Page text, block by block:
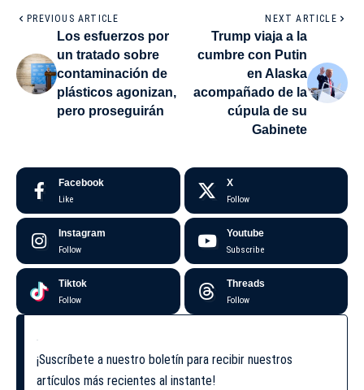
PREVIOUS ARTICLE
Los esfuerzos por
un tratado sobre
contaminación de
plásticos agonizan,
pero proseguirán
NEXT ARTICLE
Trump viaja a la
cumbre con Putin
en Alaska
acompañado de la
cúpula de su
Gabinete
Facebook
Like
X
Follow
Instagram
Follow
Youtube
Subscribe
Tiktok
Follow
Threads
Follow
¡Suscríbete a nuestro boletín para recibir nuestros
artículos más recientes al instante!